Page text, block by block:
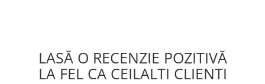
LASĂ O RECENZIE POZITIVĂ
LA FEL CA CEILALTI CLIENTI